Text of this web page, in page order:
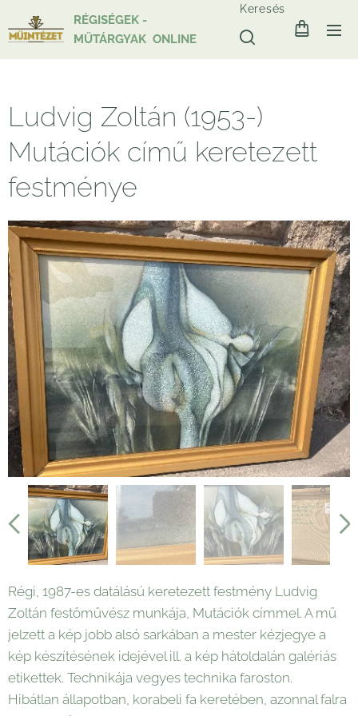
RÉGISÉGEK -
MŰTÁRGYAK ONLINE
Keresés
Ludvig Zoltán (1953-)
Mutációk című keretezett
festménye
Régi, 1987-es datálású keretezett festmény Ludvig
Zoltán festőművész munkája, Mutációk címmel. A mű
jelzett a kép jobb alsó sarkában a mester kézjegye a
kép készítésének idejével ill. a kép hátoldalán galériás
etikettek. Technikája vegyes technika faroston.
Hibátlan állapotban, korabeli fa keretében, azonnal falra